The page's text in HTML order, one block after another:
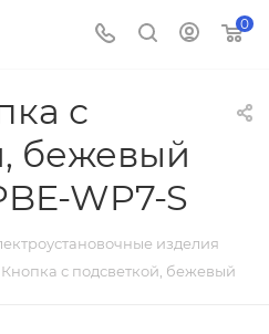
0
с
бежевый
WP7-S
изделия
Кнопка с подсветкой, бежевый